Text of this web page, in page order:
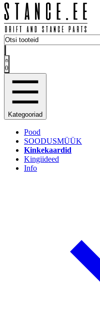
0
Kategooriad
Pood
SOODUSMÜÜK
Kinkekaardid
Kingiideed
Info